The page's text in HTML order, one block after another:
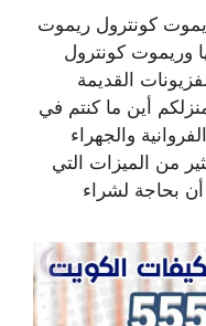
كونترول ريموت
وريموت كونترول
القديمة
أين ما كنتم في
والجهراء
من الميزات التي
بحاجة لشراء